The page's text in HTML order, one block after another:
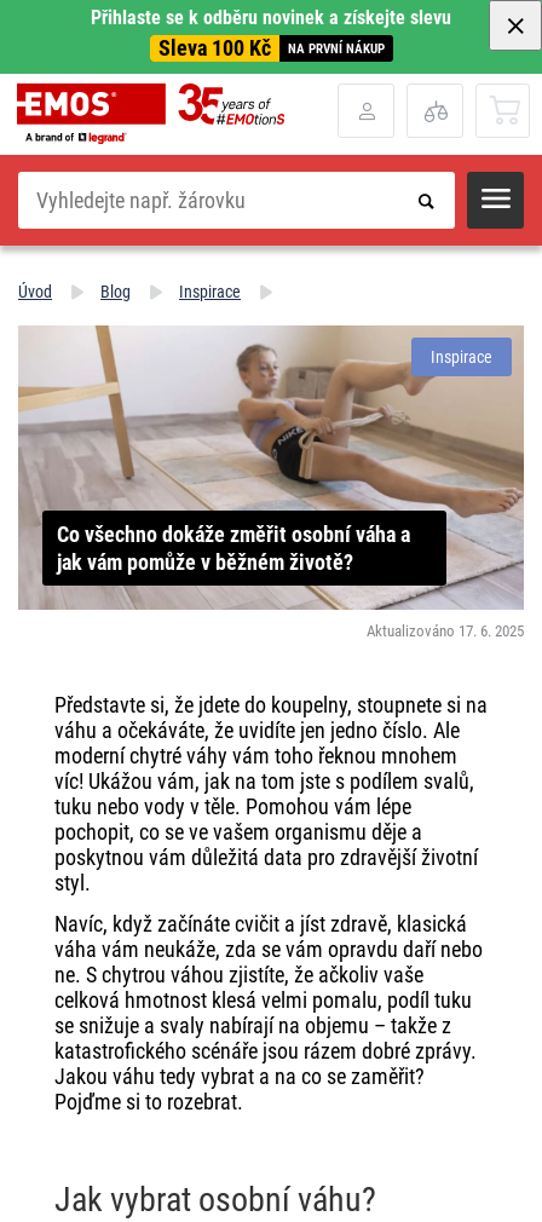
Přihlaste se k odběru novinek a získejte slevu
Sleva 100 Kč NA PRVNÍ NÁKUP
Hledat
Úvod Blog Inspirace
Co všechno dokáže změřit osobní váha a
jak vám pomůže v běžném životě?
Inspirace
Aktualizováno 17. 6. 2025
Představte si, že jdete do koupelny, stoupnete si na
váhu a očekáváte, že uvidíte jen jedno číslo. Ale
moderní chytré váhy vám toho řeknou mnohem
víc! Ukážou vám, jak na tom jste s podílem svalů,
tuku nebo vody v těle. Pomohou vám lépe
pochopit, co se ve vašem organismu děje a
poskytnou vám důležitá data pro zdravější životní
styl.
Navíc, když začínáte cvičit a jíst zdravě, klasická
váha vám neukáže, zda se vám opravdu daří nebo
ne. S chytrou váhou zjistíte, že ačkoliv vaše
celková hmotnost klesá velmi pomalu, podíl tuku
se snižuje a svaly nabírají na objemu – takže z
katastrofického scénáře jsou rázem dobré zprávy.
Jakou váhu tedy vybrat a na co se zaměřit?
Pojďme si to rozebrat.
Jak vybrat osobní váhu?